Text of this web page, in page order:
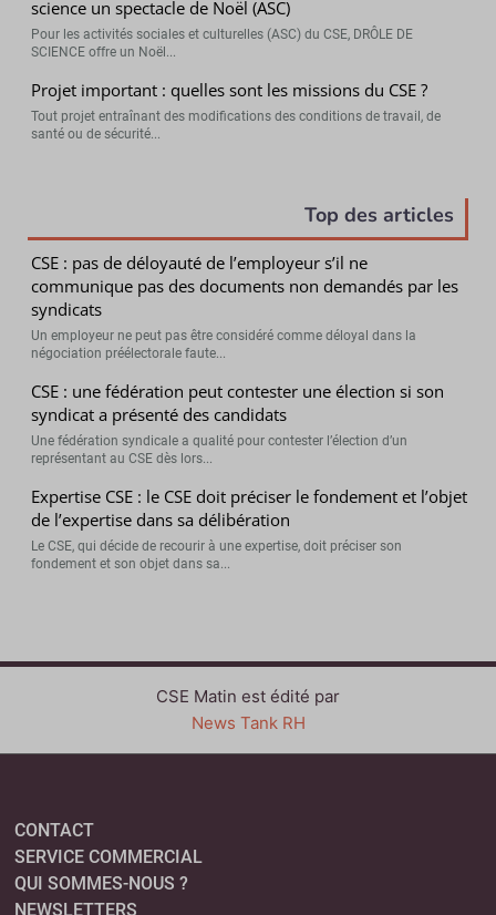
science un spectacle de Noël (ASC)
Pour les activités sociales et culturelles (ASC) du CSE, DRÔLE DE
SCIENCE offre un Noël...
Projet important : quelles sont les missions du CSE ?
Tout projet entraînant des modifications des conditions de travail, de
santé ou de sécurité...
Top des articles
CSE : pas de déloyauté de l’employeur s’il ne
communique pas des documents non demandés par les
syndicats
Un employeur ne peut pas être considéré comme déloyal dans la
négociation préélectorale faute...
CSE : une fédération peut contester une élection si son
syndicat a présenté des candidats
Une fédération syndicale a qualité pour contester l’élection d’un
représentant au CSE dès lors...
Expertise CSE : le CSE doit préciser le fondement et l’objet
de l’expertise dans sa délibération
Le CSE, qui décide de recourir à une expertise, doit préciser son
fondement et son objet dans sa...
CSE Matin est édité par
News Tank RH
CONTACT
SERVICE COMMERCIAL
QUI SOMMES-NOUS ?
NEWSLETTERS